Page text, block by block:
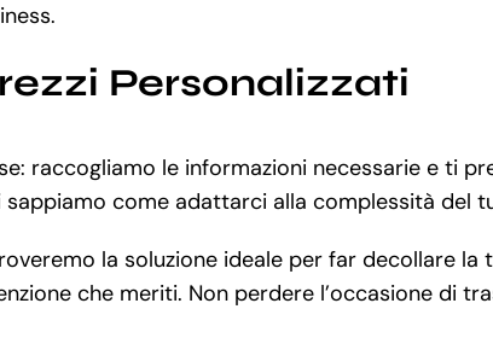
Personalizzati
raccogliamo le informazioni necessarie e ti
come adattarci alla complessità del
la soluzione ideale per far decollare
che meriti. Non perdere l’occasione di